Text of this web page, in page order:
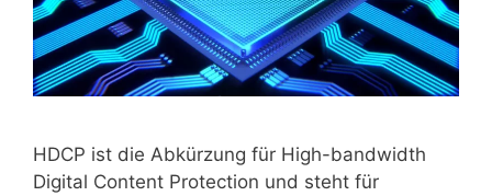
HDCP ist die Abkürzung für High-bandwidth
Digital Content Protection und steht für